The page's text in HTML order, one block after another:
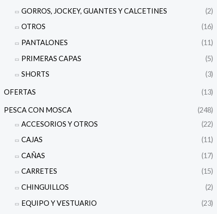
GORROS, JOCKEY, GUANTES Y CALCETINES
(2)
OTROS
(16)
PANTALONES
(11)
PRIMERAS CAPAS
(5)
SHORTS
(3)
OFERTAS (13)
PESCA CON MOSCA
(248)
ACCESORIOS Y OTROS
(22)
CAJAS
(11)
CAÑAS
(17)
CARRETES
(15)
CHINGUILLOS
(2)
EQUIPO Y VESTUARIO
(23)